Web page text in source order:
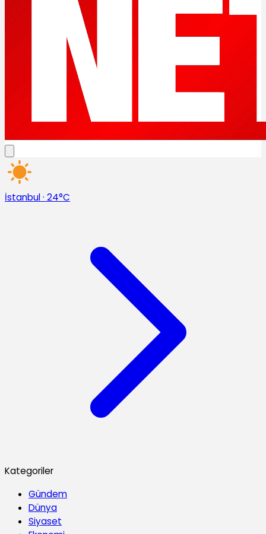
İstanbul· 24°C
Kategoriler
Gündem
Dünya
Siyaset